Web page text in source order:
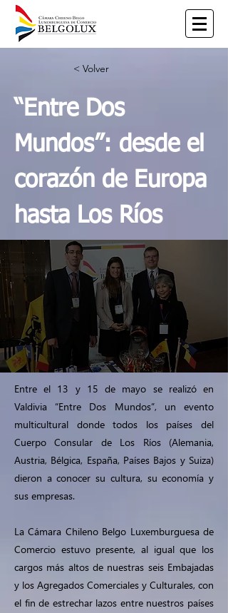
< Volver
“Entre Dos
Mundos”: desde el
corazón de Europa
hasta Los Ríos
Entre el 13 y 15 de mayo se realizó en
Valdivia “Entre Dos Mundos”, un evento
multicultural donde todos los países del
Cuerpo Consular de Los Ríos (Alemania,
Austria, Bélgica, España, Países Bajos y Suiza)
dieron a conocer su cultura, su economía y
sus empresas.
La Cámara Chileno Belgo Luxemburguesa de
Comercio estuvo presente, al igual que los
cargos más altos de nuestras seis Embajadas
y los Agregados Comerciales y Culturales, con
el fin de estrechar lazos entre nuestros países